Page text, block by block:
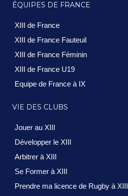
ÉQUIPES DE FRANCE
XIII de France
XIII de France Fauteuil
XIII de France Féminin
XIII de France U19
Equipe de France à IX
VIE DES CLUBS
Jouer au XIII
Développer le XIII
Arbitrer à XIII
Se Former à XIII
Prendre ma licence de Rugby à XIII